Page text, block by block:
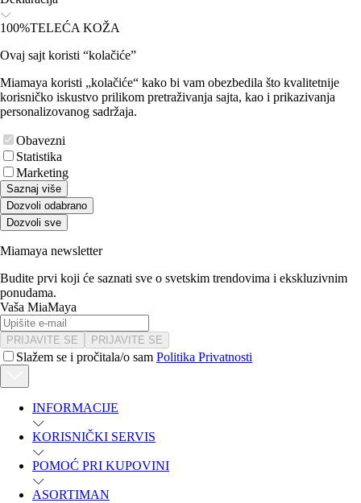
100%TELEĆA KOŽA
Ovaj sajt koristi “kolačiće”
Miamaya koristi „kolačiće“ kako bi vam obezbedila što kvalitetnije
korisničko iskustvo prilikom pretraživanja sajta, kao i prikazivanja
personalizovanog sadržaja.
Obavezni
Statistika
Marketing
Saznaj više
Dozvoli odabrano
Dozvoli sve
Miamaya newsletter
Budite prvi koji će saznati sve o svetskim trendovima i ekskluzivnim
ponudama.
Vaša MiaMaya
PRIJAVITE SE PRIJAVITE SE
Slažem se i pročitala/o sam Politika Privatnosti
INFORMACIJE
KORISNIČKI SERVIS
POMOĆ PRI KUPOVINI
ASORTIMAN